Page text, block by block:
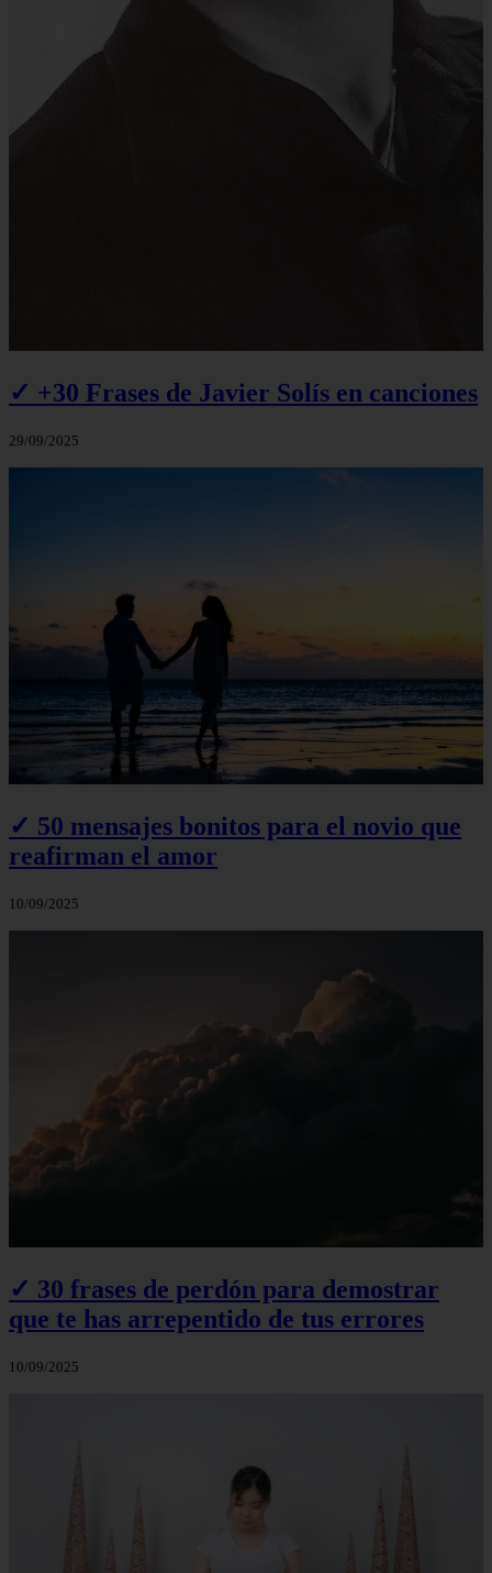
✓ +30 Frases de Javier Solís en canciones
29/09/2025
✓ 50 mensajes bonitos para el novio que
reafirman el amor
10/09/2025
✓ 30 frases de perdón para demostrar
que te has arrepentido de tus errores
10/09/2025